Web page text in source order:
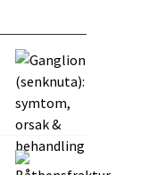
Samliv
& Stress